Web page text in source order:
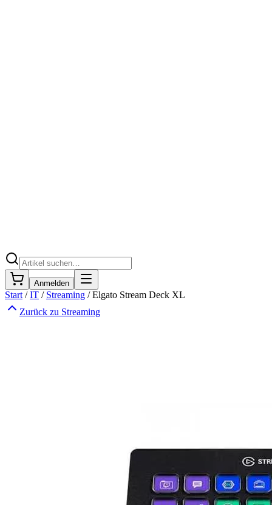
Anmelden
Start /IT / Streaming /Elgato Stream Deck XL
Zurück zu Streaming